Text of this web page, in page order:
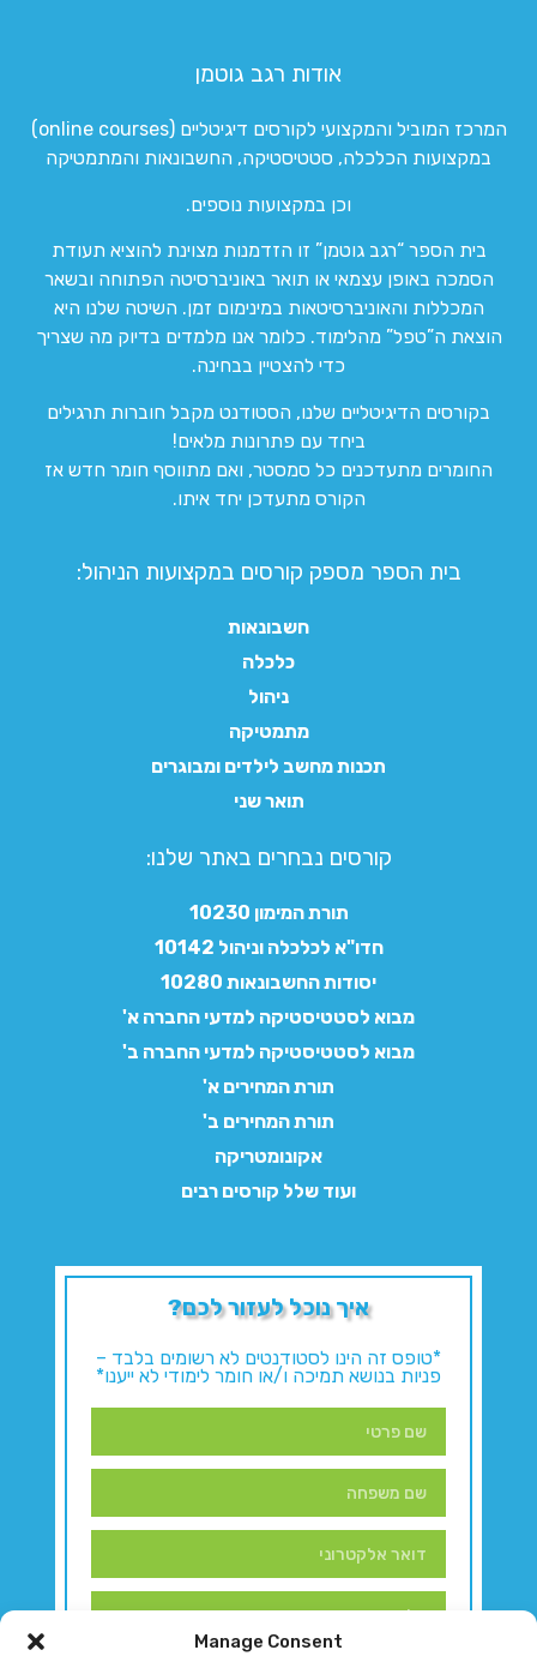
Manage Consent
אודות רגב גוטמן
המרכז המוביל והמקצועי לקורסים דיגיטליים (online courses)
במקצועות הכלכלה, סטטיסטיקה, החשבונאות והמתמטיקה
וכן במקצועות נוספים.
בית הספר “רגב גוטמן” זו הזדמנות מצוינת להוציא תעודת
הסמכה באופן עצמאי או תואר באוניברסיטה הפתוחה ובשאר
המכללות והאוניברסיטאות במינימום זמן. השיטה שלנו היא
הוצאת ה”טפל” מהלימוד. כלומר אנו מלמדים בדיוק מה שצריך
כדי להצטיין בבחינה.
בקורסים הדיגיטליים שלנו, הסטודנט מקבל חוברות תרגילים
ביחד עם פתרונות מלאים!
החומרים מתעדכנים כל סמסטר, ואם מתווסף חומר חדש אז
הקורס מתעדכן יחד איתו.
בית הספר מספק קורסים במקצועות הניהול:
חשבונאות
כלכלה
ניהול
מתמטיקה
תכנות מחשב לילדים ומבוגרים
תואר שני
קורסים נבחרים באתר שלנו:​
תורת המימון 10230
חדו"א לכלכלה וניהול 10142
יסודות החשבונאות 10280
מבוא לסטטיסטיקה למדעי החברה א'
מבוא לסטטיסטיקה למדעי החברה ב'
תורת המחירים א'
תורת המחירים ב'
אקונומטריקה
ועוד שלל קורסים רבים
איך נוכל לעזור לכם?
*טופס זה הינו לסטודנטים לא רשומים בלבד –
פניות בנושא תמיכה ו/או חומר לימודי לא ייענו*